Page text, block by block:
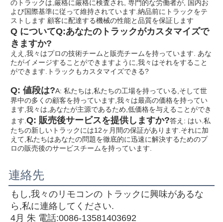
のトラックは,厳格に厳格に検査され, 専門的な労働者が, 国内お
よび国際基準に従って維持されています.納品前にトラックをテ
ストします 顧客に配達する機械の性能と品質を保証します
Q についてQ:あなたのトラックがカスタマイズで
きますか?
ええ,我々はプロの技術チームと販売チームを持っています. あな
たがイメージすることができますように,我々はそれをすること
ができます.
トラックもカスタマイズできる?
Q: 値段は?A: 私たちは,私たちの工場を持っている,そして世
界中の多くの顧客を持っています,我々は最高の価格を持ってい
ます,我々は,あなたが主源であるため,低価格を与えることができ
ます. Q: 販売後サービスを提供しますか?答え: はい.私
たちの新しいトラックには12ヶ月間の保証があります.それに加
えて,私たちはあなたの問題を徹底的に迅速に解決するためのプ
ロの販売後のサービスチームを持っています.
連絡先
もし,我々のリモコンの トラックに興味があるな
ら,私に連絡してください.
4月 朱 電話:0086-13581403692